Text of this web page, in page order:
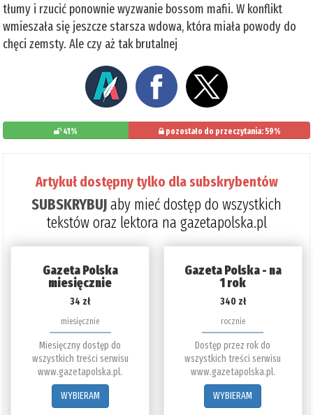
tłumy i rzucić ponownie wyzwanie bossom mafii. W konflikt
wmieszała się jeszcze starsza wdowa, która miała powody do
chęci zemsty. Ale czy aż tak brutalnej
41% pozostało do przeczytania: 59%
Artykuł dostępny tylko dla subskrybentów
SUBSKRYBUJaby mieć dostęp do wszystkich
tekstów oraz lektora na gazetapolska.pl
Gazeta Polska
miesięcznie
34 zł
miesięcznie
Miesięczny dostęp do
wszystkich treści serwisu
www.gazetapolska.pl.
WYBIERAM
Gazeta Polska - na
1 rok
340 zł
rocznie
Dostęp przez rok do
wszystkich treści serwisu
www.gazetapolska.pl.
WYBIERAM